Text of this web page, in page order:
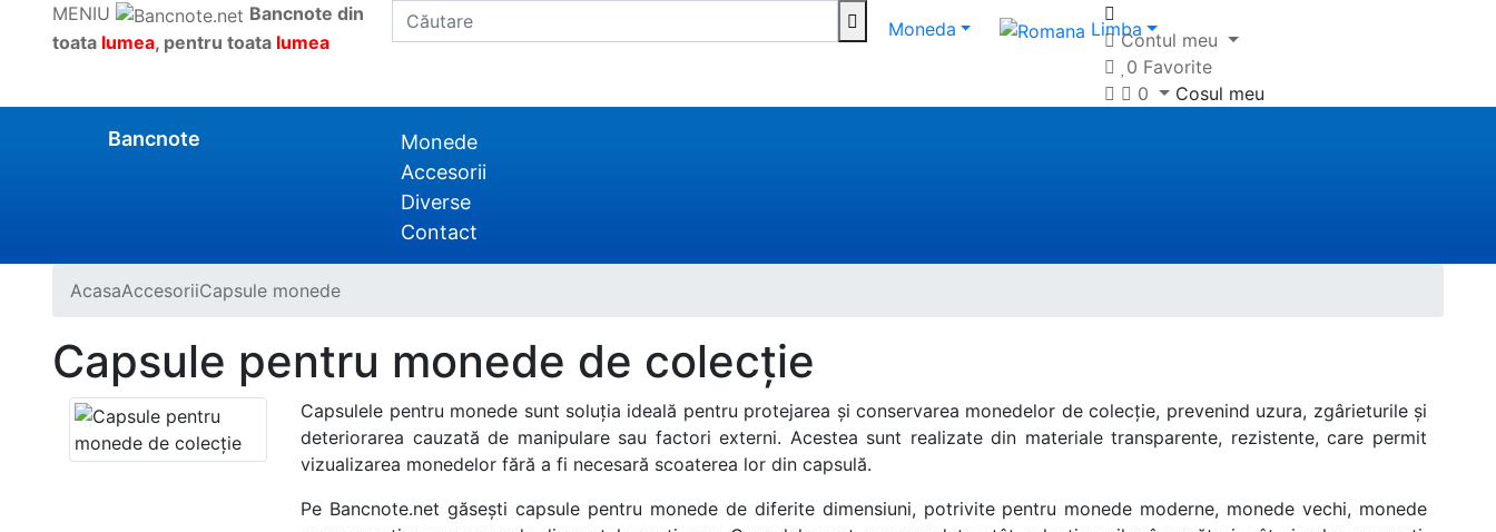
MENIU
Bancnote din
toata lumea, pentru toata lumea
Moneda LimbaContul meu
0 Favorite
0
Cosul meu
Bancnote
Monede
Accesorii
Diverse
Contact
AcasaAccesoriiCapsule monede
Capsule pentru monede de colecție
Capsulele pentru monede sunt soluția ideală pentru protejarea și conservarea monedelor de colecție, prevenind uzura, zgârieturile și
deteriorarea cauzată de manipulare sau factori externi. Acestea sunt realizate din materiale transparente, rezistente, care permit
vizualizarea monedelor fără a fi necesară scoaterea lor din capsulă.
Pe Bancnote.net găsești capsule pentru monede de diferite dimensiuni, potrivite pentru monede moderne, monede vechi, monede